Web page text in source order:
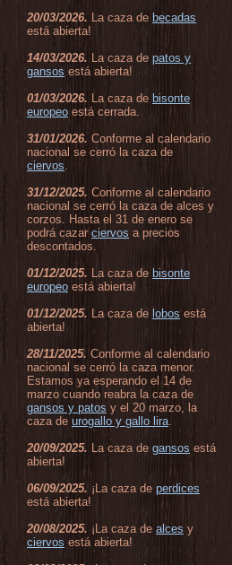
20/03/2026. La caza de becadas
está abierta!
14/03/2026. La caza de patos y
gansos está abierta!
01/03/2026. La caza de bisonte
europeo está cerrada.
31/01/2026. Conforme al calendario
nacional se cerró la caza de
ciervos.
31/12/2025. Conforme al calendario
nacional se cerró la caza de alces y
corzos. Hasta el 31 de enero se
podrá cazar ciervos a precios
descontados.
01/12/2025. La caza de bisonte
europeo está abierta!
01/12/2025. La caza de lobos está
abierta!
28/11/2025. Conforme al calendario
nacional se cerró la caza menor.
Estamos ya esperando el 14 de
marzo cuando reabra la caza de
gansos y patos y el 20 marzo, la
caza de urogallo y gallo lira.
20/09/2025. La caza de gansos está
abierta!
06/09/2025. ¡La caza de perdices
está abierta!
20/08/2025. ¡La caza de alces y
ciervos está abierta!